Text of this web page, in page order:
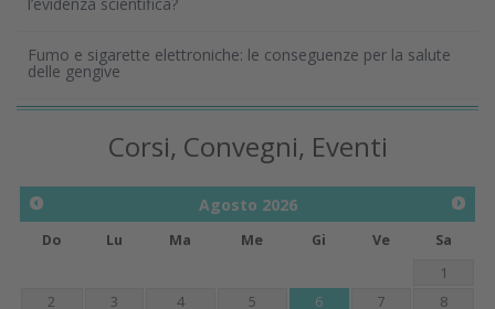
l’evidenza scientifica?
Fumo e sigarette elettroniche: le conseguenze per la salute
delle gengive
Corsi, Convegni, Eventi
Agosto 2026
Do Lu Ma Me Gi Ve
Sa
1
2
3 4 5 6 7
8